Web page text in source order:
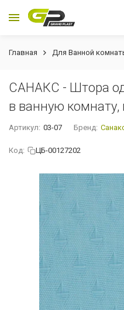
Главная Для Ванной
САНАКС - Штора
в ванную комнату,
Артикул: 03-07 Бренд:
Код: ЦБ-00127202